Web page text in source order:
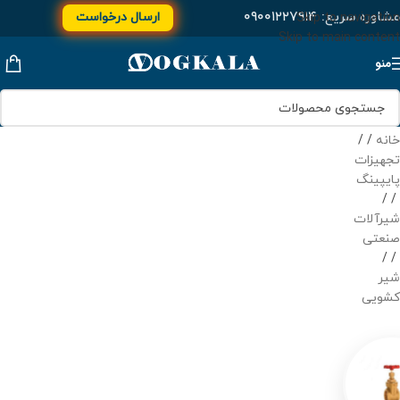
Skip to navigation
Skip to main content
مشاوره سریع:۰۹۰۰۱۲۲۷۹۱۴ ارسال درخواست
منو
خانه /
تجهیزات
پایپینگ
/
شیرآلات
صنعتی
/
شیر
کشویی